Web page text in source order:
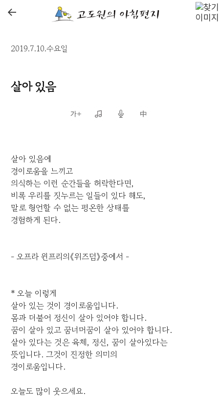
←
2019.7.10.수요일
살아 있음
살아 있음에
경이로움을 느끼고
의식하는 이런 순간들을 허락한다면,
비록 우리를 짓누르는 일들이 있다 해도,
말로 형언할 수 없는 평온한 상태를
경험하게 된다.
- 오프라 윈프리의《위즈덤》중에서 -
* 오늘 이렇게
살아 있는 것이 경이로움입니다.
몸과 더불어 정신이 살아 있어야 합니다.
꿈이 살아 있고 꿈너머꿈이 살아 있어야 합니다.
살아 있다는 것은 육체, 정신, 꿈이 살아있다는
뜻입니다. 그것이 진정한 의미의
경이로움입니다.
오늘도 많이 웃으세요.